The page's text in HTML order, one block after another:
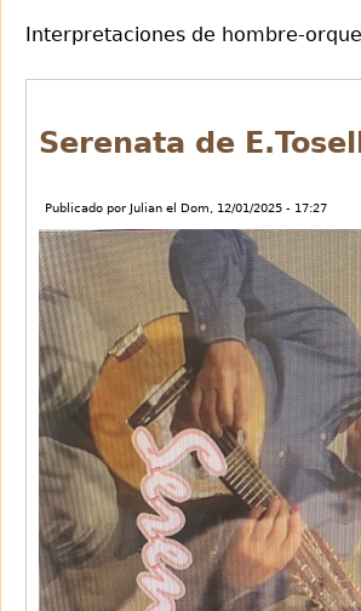
Interpretaciones de hombre-
top
Serenata de
Publicado por Julian el Dom, 12/01/2025 - 17:27